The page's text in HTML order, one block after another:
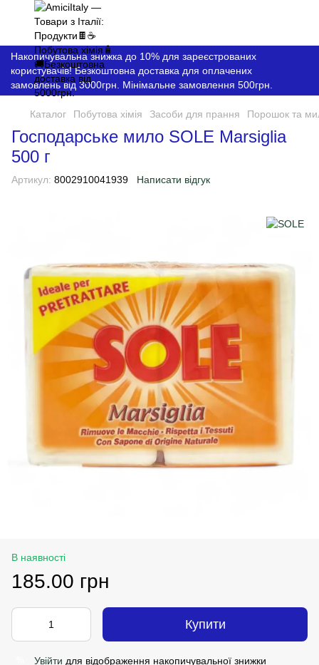
Накопичувальна знижка до 10% для зареєстрованих
користувачів! Безкоштовна доставка для оплачених
замовлень від 3000грн. Мінімальне замовлення 500грн.
Каталог Побутова хімія Засоби для прання Порошок та
Господарське мило SOLE Marsiglia
500 г
Артикул: 8002910041939 Написати відгук
В наявності
185.00 грн
Купити
Увійти для відображення накопичувальної знижки